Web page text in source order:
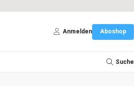
Anmelden Aboshop
Suche